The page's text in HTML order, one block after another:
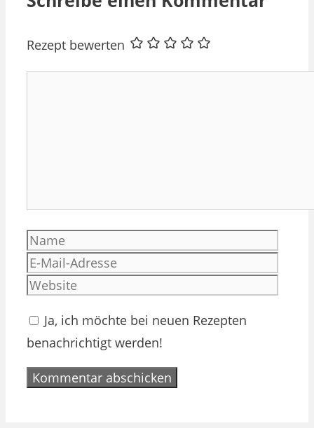
Rezept bewerten
Name
Ja, ich möchte bei neuen Rezepten
benachrichtigt werden!